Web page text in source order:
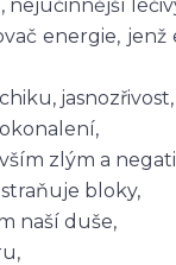
nejúčinnější
energie,
zlým a
bloky,
naší duše,